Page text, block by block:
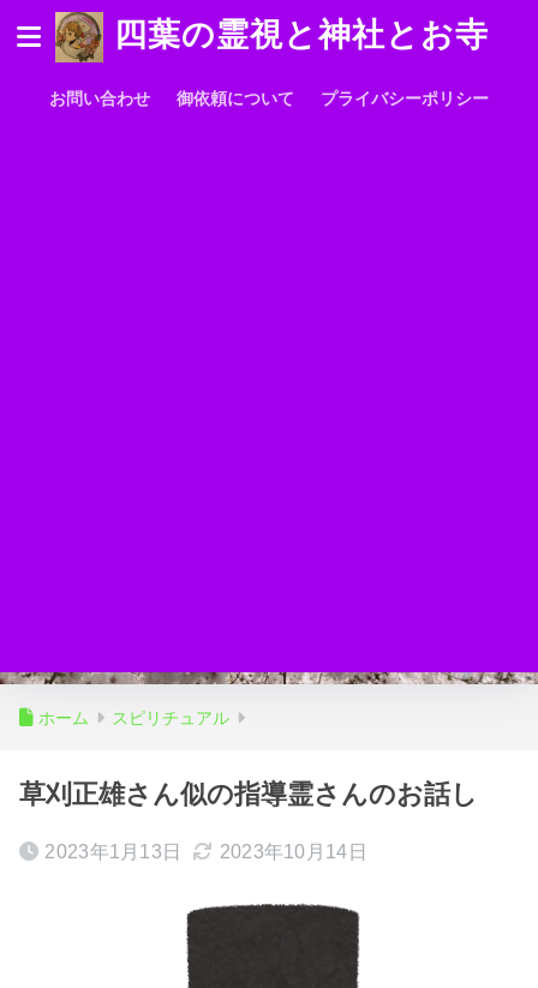
四葉の霊視と神社とお寺
お問い合わせ 御依頼について プライバシーポリシー
ホーム スピリチュアル
草刈正雄さん似の指導霊さんのお話し
2023年1月13日 2023年10月14日